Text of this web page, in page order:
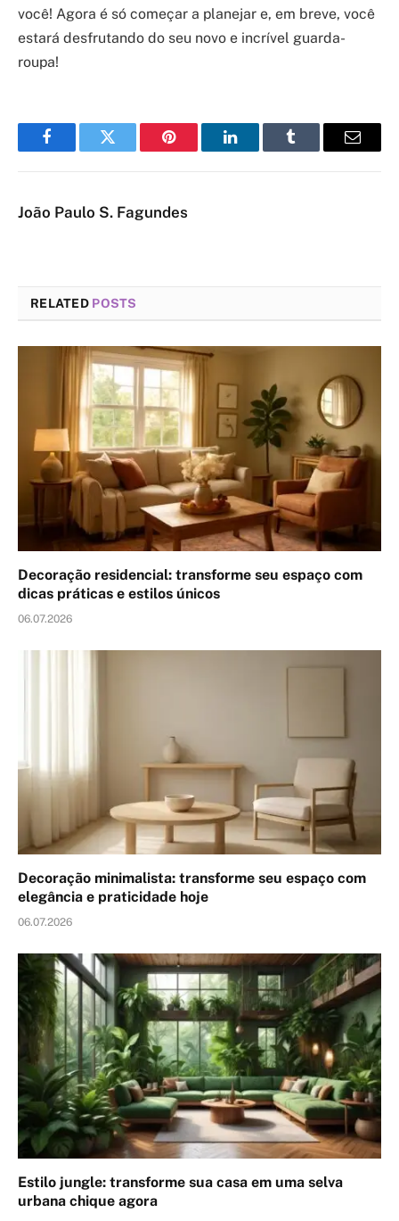
você! Agora é só começar a planejar e, em breve, você
estará desfrutando do seu novo e incrível guarda-
roupa!
FacebookTwitter Pinterest LinkedInTumblr Email
João Paulo S. Fagundes
RELATED POSTS
Decoração residencial: transforme seu espaço com
dicas práticas e estilos únicos
06.07.2026
Decoração minimalista: transforme seu espaço com
elegância e praticidade hoje
06.07.2026
Estilo jungle: transforme sua casa em uma selva
urbana chique agora